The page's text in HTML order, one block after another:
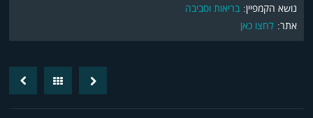
נושא הקמפיין: בריאות וסביבה
אתר: לחצו כאן
BackNext